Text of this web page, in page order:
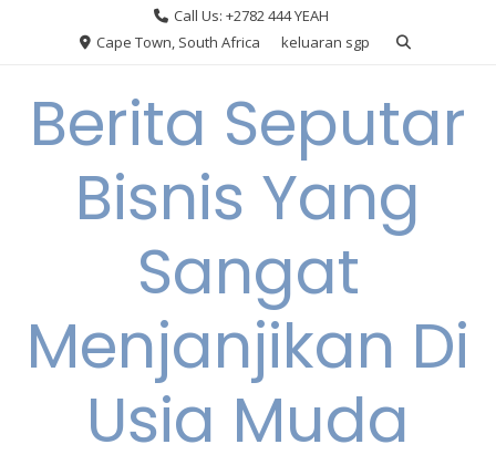
Call Us: +2782 444 YEAH
Cape Town, South Africa
keluaran sgp
Berita Seputar
Bisnis Yang
Sangat
Menjanjikan Di
Usia Muda